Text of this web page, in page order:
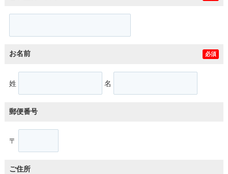
お名前 必須
姓 名
郵便番号
〒
ご住所